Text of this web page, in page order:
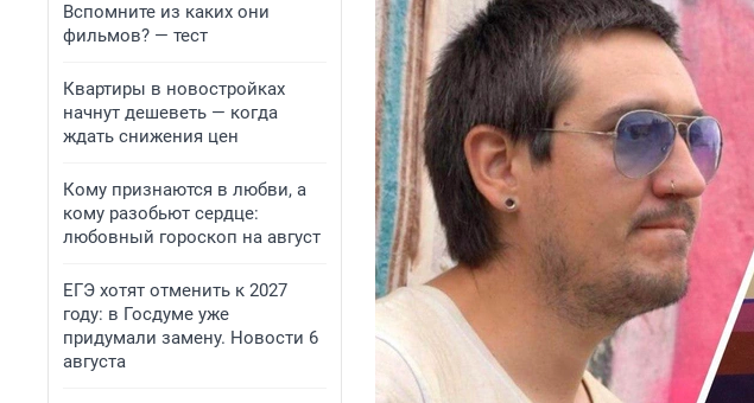
Вспомните из каких они
фильмов? — тест
Квартиры в новостройках
начнут дешеветь — когда
ждать снижения цен
Кому признаются в любви, а
кому разобьют сердце:
любовный гороскоп на август
ЕГЭ хотят отменить к 2027
году: в Госдуме уже
придумали замену. Новости 6
августа